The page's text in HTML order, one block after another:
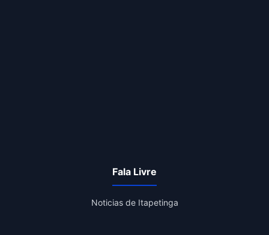
Fala Livre
Noticias de Itapetinga